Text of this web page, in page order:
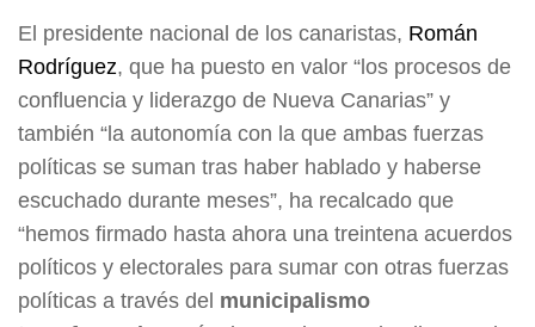
El presidente nacional de los canaristas, Román
Rodríguez, que ha puesto en valor “los procesos de
confluencia y liderazgo de Nueva Canarias” y
también “la autonomía con la que ambas fuerzas
políticas se suman tras haber hablado y haberse
escuchado durante meses”, ha recalcado que
“hemos firmado hasta ahora una treintena acuerdos
políticos y electorales para sumar con otras fuerzas
políticas a través del municipalismo